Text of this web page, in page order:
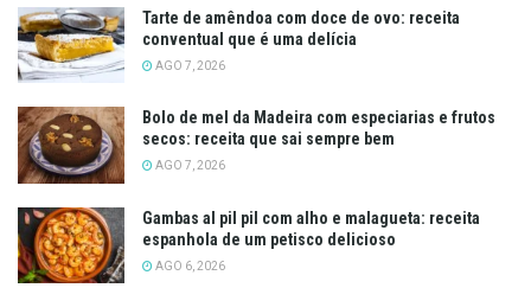
Tarte de amêndoa com doce de ovo: receita
conventual que é uma delícia
AGO 7, 2026
Bolo de mel da Madeira com especiarias e frutos
secos: receita que sai sempre bem
AGO 7, 2026
Gambas al pil pil com alho e malagueta: receita
espanhola de um petisco delicioso
AGO 6, 2026